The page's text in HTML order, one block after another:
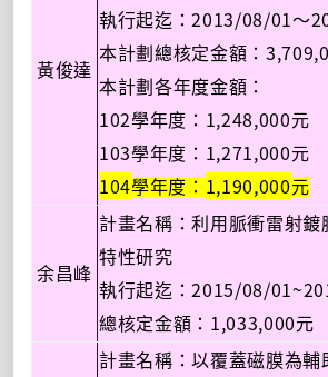
黃俊達
執行起迄：2013/08/01～
本計劃總核定金額：
本計劃各年度金額：
102學年度： 1,248,000元
103學年度： 1,271,000元
104學年度： 1,190,000元
余昌峰
計畫名稱：利用脈衝雷射鍍
特性研究
執行起迄：2015/08/
總核定金額： 1,033,000元
計畫名稱：以覆蓋磁膜為輔